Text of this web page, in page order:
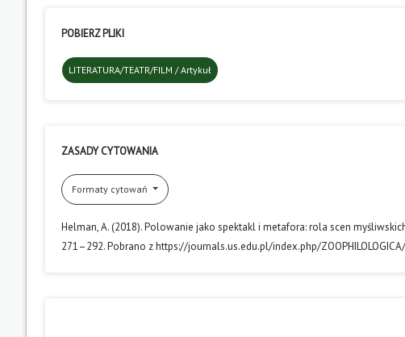
POBIERZ PLIKI
LITERATURA/TEATR/FILM / Artykuł
ZASADY CYTOWANIA
Formaty cytowań
Helman, A. (2018). Polowanie jako spektakl i metafora: rola scen
271–292. Pobrano z https://journals.us.edu.pl/index.php/